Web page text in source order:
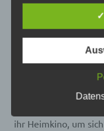
Trend in unserer
Zeit. In unserem
Wasserfällen
liegen, auf dem
unseren Beinen. Mit
in unserem
dem Fenster
ihr Heimkino, um
sicherzustellen.
Schutz nicht
diesem Grund
frei,
uns zu übermitteln.